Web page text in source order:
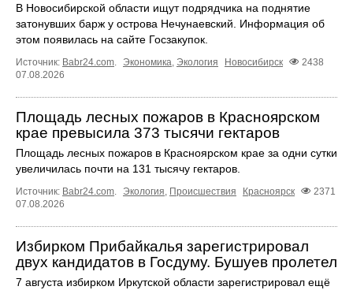
В Новосибирской области ищут подрядчика на поднятие
затонувших барж у острова Нечунаевский. Информация об
этом появилась на сайте Госзакупок.
Источник: Babr24.com. Экономика, Экология Новосибирск
2438
07.08.2026
Площадь лесных пожаров в Красноярском
крае превысила 373 тысячи гектаров
Площадь лесных пожаров в Красноярском крае за одни сутки
увеличилась почти на 131 тысячу гектаров.
Источник: Babr24.com. Экология, Происшествия Красноярск
2371
07.08.2026
Избирком Прибайкалья зарегистрировал
двух кандидатов в Госдуму. Бушуев пролетел
7 августа избирком Иркутской области зарегистрировал ещё